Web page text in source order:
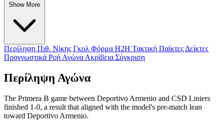
Show More
Περίληψη Πιθ. Νίκης Γκολ Φόρμα H2H Τακτική Παίκτες Δείκτες
Προγνωστικά Ροή Αγώνα Ακρίβεια Σύγκριση
Περίληψη Αγώνα
The Primera B game between Deportivo Armenio and CSD Liniers
finished 1-0, a result that aligned with the model's pre-match lean
toward Deportivo Armenio.